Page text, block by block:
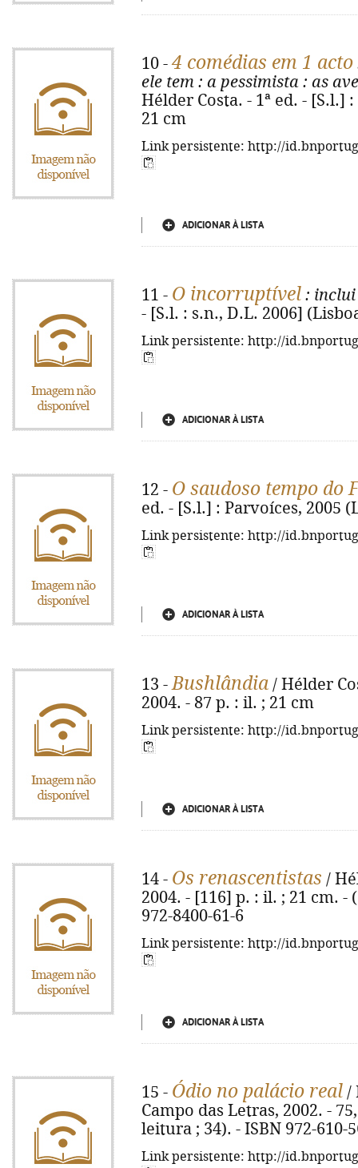
10 -4 comédias em 1 acto
ele tem : a pessimista : as
Hélder Costa. - 1ª ed. - [S.l.]
21 cm
Link persistente: http://
ADICIONAR À LISTA
11 - O incorruptível : inclui
- [S.l. : s.n., D.L. 2006]
Link persistente: http://
ADICIONAR À LISTA
12 - O saudoso tempo do
ed. - [S.l.] : Parvoíces, 2005
Link persistente: http://
ADICIONAR À LISTA
13 -Bushlândia / Hélder
2004. - 87 p. : il. ; 21 cm
Link persistente: http://
ADICIONAR À LISTA
14 - Os renascentistas /
2004. - [116] p. : il. ; 21 cm. -
972-8400-61-6
Link persistente: http://
ADICIONAR À LISTA
15 - Ódio no palácio real /
Campo das Letras, 2002. -
leitura ; 34). - ISBN 972-610-
Link persistente: http://